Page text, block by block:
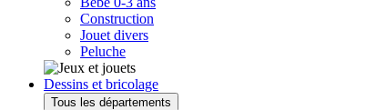
Construction
Jouet divers
Peluche
Dessins et bricolage
Tous les départements